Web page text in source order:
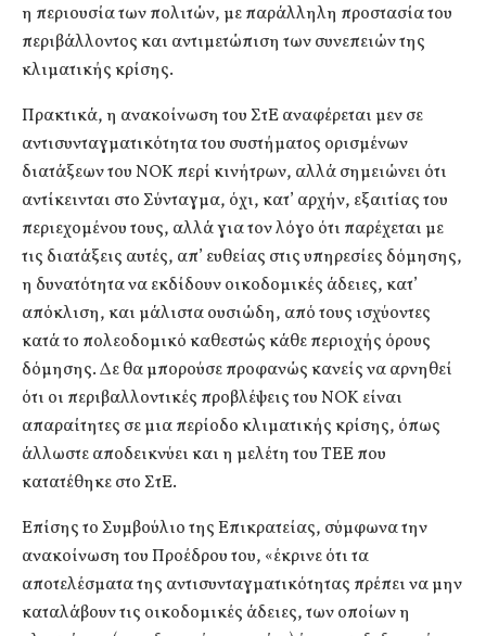
η περιουσία των πολιτών, με παράλληλη προστασία του
περιβάλλοντος και αντιμετώπιση των συνεπειών της
κλιματικής κρίσης.
Πρακτικά, η ανακοίνωση του ΣτΕ αναφέρεται μεν σε
αντισυνταγματικότητα του συστήματος ορισμένων
διατάξεων του ΝΟΚ περί κινήτρων, αλλά σημειώνει ότι
αντίκεινται στο Σύνταγμα, όχι, κατ’ αρχήν, εξαιτίας του
περιεχομένου τους, αλλά για τον λόγο ότι παρέχεται με
τις διατάξεις αυτές, απ’ ευθείας στις υπηρεσίες δόμησης,
η δυνατότητα να εκδίδουν οικοδομικές άδειες, κατ’
απόκλιση, και μάλιστα ουσιώδη, από τους ισχύοντες
κατά το πολεοδομικό καθεστώς κάθε περιοχής όρους
δόμησης. Δε θα μπορούσε προφανώς κανείς να αρνηθεί
ότι οι περιβαλλοντικές προβλέψεις του ΝΟΚ είναι
απαραίτητες σε μια περίοδο κλιματικής κρίσης, όπως
άλλωστε αποδεικνύει και η μελέτη του ΤΕΕ που
κατατέθηκε στο ΣτΕ.
Επίσης το Συμβούλιο της Επικρατείας, σύμφωνα την
ανακοίνωση του Προέδρου του, «έκρινε ότι τα
αποτελέσματα της αντισυνταγματικότητας πρέπει να μην
καταλάβουν τις οικοδομικές άδειες, των οποίων η